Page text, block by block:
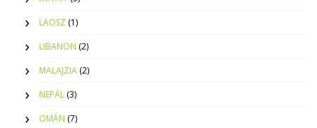
LAOSZ (1)
LIBANON (2)
MALAJZIA (2)
NEPÁL (3)
OMÁN (7)